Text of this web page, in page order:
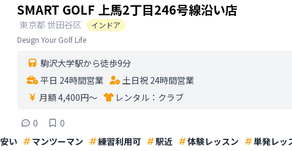
SMART GOLF 上馬2丁目246号線沿い店
東京都 世田谷区
インドア
Design Your Golf Life
駒沢大学駅から徒歩9分
平日 24時間営業
土日祝 24時間営業
月額 4,400円〜
レンタル： クラブ
0
0
安い マンツーマン 練習利用可 駅近 体験レッスン 単発レッ